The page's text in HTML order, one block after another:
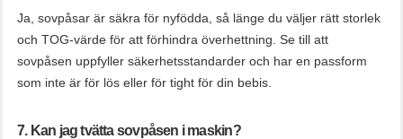
Ja, sovpåsar är säkra för nyfödda, så länge du väljer rätt storlek
och TOG-värde för att förhindra överhettning. Se till att
sovpåsen uppfyller säkerhetsstandarder och har en passform
som inte är för lös eller för tight för din bebis.
7. Kan jag tvätta sovpåsen i maskin?